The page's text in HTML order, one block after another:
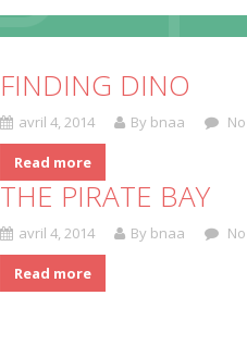
FINDING DINO
avril 4, 2014 By bnaa
Read more
THE PIRATE BAY
avril 4, 2014 By bnaa
Read more